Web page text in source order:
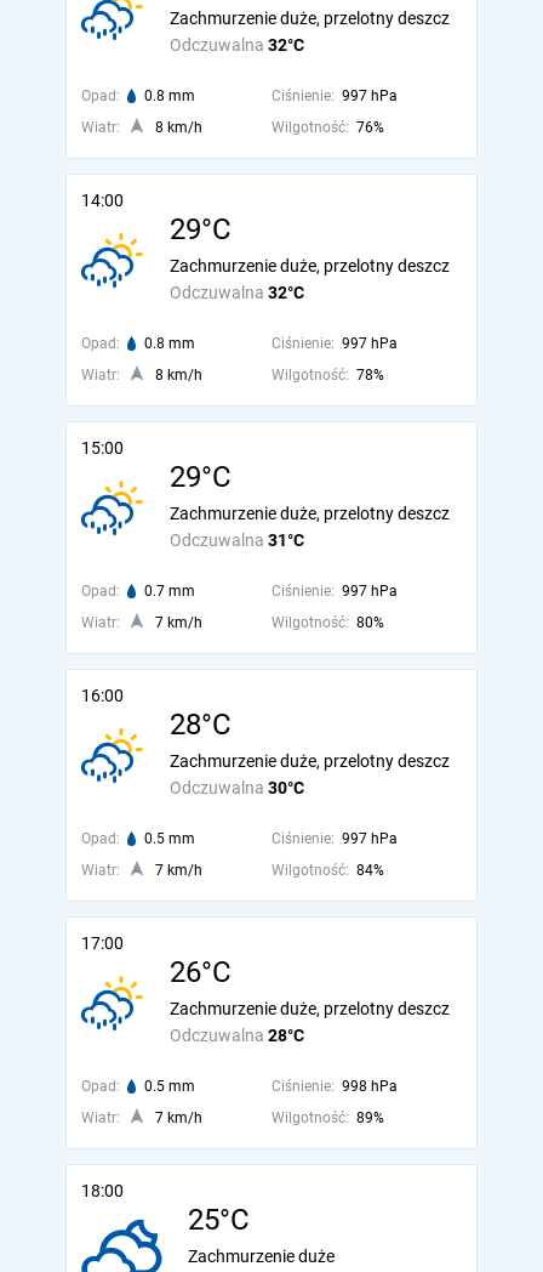
Odczuwalna 32°C
Zachmurzenie duże, przelotny deszcz
Opad: 0.8 mm Ciśnienie: 997 hPa
Wiatr:
8 km/h Wilgotność: 76%
14:00
29°C
Odczuwalna 32°C
Zachmurzenie duże, przelotny deszcz
Opad: 0.8 mm Ciśnienie: 997 hPa
Wiatr:
8 km/h Wilgotność: 78%
15:00
29°C
Odczuwalna 31°C
Zachmurzenie duże, przelotny deszcz
Opad: 0.7 mm Ciśnienie: 997 hPa
Wiatr:
7 km/h Wilgotność: 80%
16:00
28°C
Odczuwalna 30°C
Zachmurzenie duże, przelotny deszcz
Opad: 0.5 mm Ciśnienie: 997 hPa
Wiatr:
7 km/h Wilgotność: 84%
17:00
26°C
Odczuwalna 28°C
Zachmurzenie duże, przelotny deszcz
Opad: 0.5 mm Ciśnienie: 998 hPa
Wiatr:
7 km/h Wilgotność: 89%
18:00
25°C
Zachmurzenie duże